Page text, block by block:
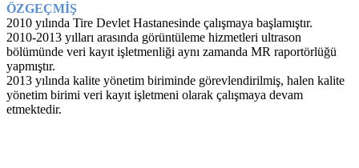
ÖZGEÇMİŞ
2010 yılında Tire Devlet Hastanesinde çalışmaya başlamıştır.
2010-2013 yılları arasında görüntüleme hizmetleri ultrason
bölümünde veri kayıt işletmenliği aynı zamanda MR raportörlüğü
yapmıştır.
2013 yılında kalite yönetim biriminde görevlendirilmiş, halen kalite
yönetim birimi veri kayıt işletmeni olarak çalışmaya devam
etmektedir.